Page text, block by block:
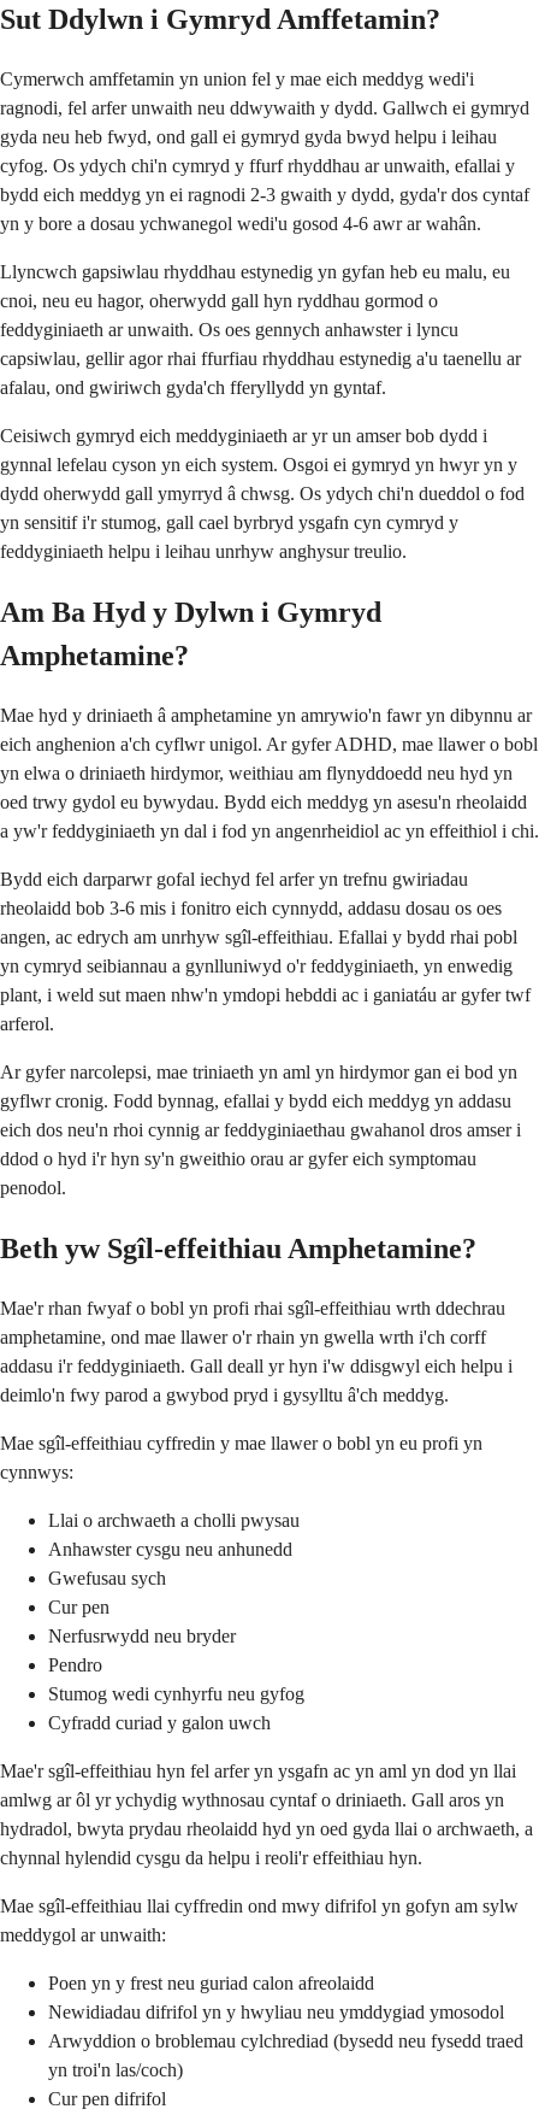
Sut Ddylwn i Gymryd Amffetamin?
Cymerwch amffetamin yn union fel y mae eich meddyg wedi'i
ragnodi, fel arfer unwaith neu ddwywaith y dydd. Gallwch ei gymryd
gyda neu heb fwyd, ond gall ei gymryd gyda bwyd helpu i leihau
cyfog. Os ydych chi'n cymryd y ffurf rhyddhau ar unwaith, efallai y
bydd eich meddyg yn ei ragnodi 2-3 gwaith y dydd, gyda'r dos cyntaf
yn y bore a dosau ychwanegol wedi'u gosod 4-6 awr ar wahân.
Llyncwch gapsiwlau rhyddhau estynedig yn gyfan heb eu malu, eu
cnoi, neu eu hagor, oherwydd gall hyn ryddhau gormod o
feddyginiaeth ar unwaith. Os oes gennych anhawster i lyncu
capsiwlau, gellir agor rhai ffurfiau rhyddhau estynedig a'u taenellu ar
afalau, ond gwiriwch gyda'ch fferyllydd yn gyntaf.
Ceisiwch gymryd eich meddyginiaeth ar yr un amser bob dydd i
gynnal lefelau cyson yn eich system. Osgoi ei gymryd yn hwyr yn y
dydd oherwydd gall ymyrryd â chwsg. Os ydych chi'n dueddol o fod
yn sensitif i'r stumog, gall cael byrbryd ysgafn cyn cymryd y
feddyginiaeth helpu i leihau unrhyw anghysur treulio.
Am Ba Hyd y Dylwn i Gymryd
Amphetamine?
Mae hyd y driniaeth â amphetamine yn amrywio'n fawr yn dibynnu ar
eich anghenion a'ch cyflwr unigol. Ar gyfer ADHD, mae llawer o bobl
yn elwa o driniaeth hirdymor, weithiau am flynyddoedd neu hyd yn
oed trwy gydol eu bywydau. Bydd eich meddyg yn asesu'n rheolaidd
a yw'r feddyginiaeth yn dal i fod yn angenrheidiol ac yn effeithiol i chi.
Bydd eich darparwr gofal iechyd fel arfer yn trefnu gwiriadau
rheolaidd bob 3-6 mis i fonitro eich cynnydd, addasu dosau os oes
angen, ac edrych am unrhyw sgîl-effeithiau. Efallai y bydd rhai pobl
yn cymryd seibiannau a gynlluniwyd o'r feddyginiaeth, yn enwedig
plant, i weld sut maen nhw'n ymdopi hebddi ac i ganiatáu ar gyfer twf
arferol.
Ar gyfer narcolepsi, mae triniaeth yn aml yn hirdymor gan ei bod yn
gyflwr cronig. Fodd bynnag, efallai y bydd eich meddyg yn addasu
eich dos neu'n rhoi cynnig ar feddyginiaethau gwahanol dros amser i
ddod o hyd i'r hyn sy'n gweithio orau ar gyfer eich symptomau
penodol.
Beth yw Sgîl-effeithiau Amphetamine?
Mae'r rhan fwyaf o bobl yn profi rhai sgîl-effeithiau wrth ddechrau
amphetamine, ond mae llawer o'r rhain yn gwella wrth i'ch corff
addasu i'r feddyginiaeth. Gall deall yr hyn i'w ddisgwyl eich helpu i
deimlo'n fwy parod a gwybod pryd i gysylltu â'ch meddyg.
Mae sgîl-effeithiau cyffredin y mae llawer o bobl yn eu profi yn
cynnwys:
Llai o archwaeth a cholli pwysau
Anhawster cysgu neu anhunedd
Gwefusau sych
Cur pen
Nerfusrwydd neu bryder
Pendro
Stumog wedi cynhyrfu neu gyfog
Cyfradd curiad y galon uwch
Mae'r sgîl-effeithiau hyn fel arfer yn ysgafn ac yn aml yn dod yn llai
amlwg ar ôl yr ychydig wythnosau cyntaf o driniaeth. Gall aros yn
hydradol, bwyta prydau rheolaidd hyd yn oed gyda llai o archwaeth, a
chynnal hylendid cysgu da helpu i reoli'r effeithiau hyn.
Mae sgîl-effeithiau llai cyffredin ond mwy difrifol yn gofyn am sylw
meddygol ar unwaith:
Poen yn y frest neu guriad calon afreolaidd
Newidiadau difrifol yn y hwyliau neu ymddygiad ymosodol
Arwyddion o broblemau cylchrediad (bysedd neu fysedd traed
yn troi'n las/coch)
Cur pen difrifol